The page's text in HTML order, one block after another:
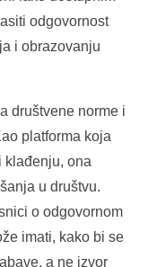
odgovornost
i obrazovanju
društvene norme i
platforma koja
klađenju, ona
u društvu.
o odgovornom
imati, kako bi se
a ne izvor